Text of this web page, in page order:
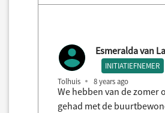
Esmeralda van
INITIATIEFNEMER
Tolhuis 8 years ago
We hebben van de zomer
gehad met de